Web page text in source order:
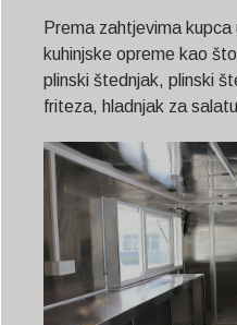
Prema zahtjevima
kuhinjske opreme kao
plinski štednjak, plinski
friteza, hladnjak za